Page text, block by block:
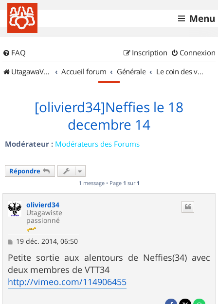
Menu
FAQ Connexion
Inscription
UtagawaVTT (Randos VTT et VTTAE avec traces GPS)
Accueil forum Générale Le coin des vidéastes
[olivierd34]Neffies le 18
decembre 14
Modérateur : Modérateurs des Forums
Répondre
1 message • Page 1 sur 1
olivierd34
Utagawiste
passionné
M
s
s
a
g
e
19 déc. 2014, 06:50
Petite sortie aux alentours de Neffies(34) avec
deux membres de VTT34
http://vimeo.com/114906455